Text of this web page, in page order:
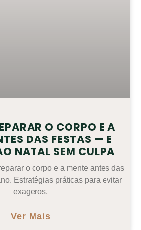
O CORPO E A
DAS FESTAS — E
NATAL SEM CULPA
o corpo e a mente antes das
Estratégias práticas para evitar
exageros,
Ver Mais